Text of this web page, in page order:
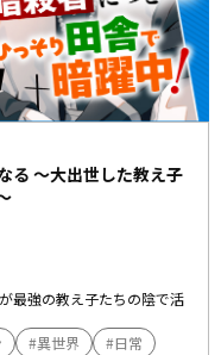
る ～大出世した教え子
最強の教え子たちの陰で活
異世界
日常